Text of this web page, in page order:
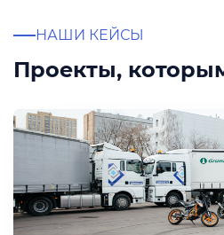
НАШИ КЕЙСЫ
Проекты,